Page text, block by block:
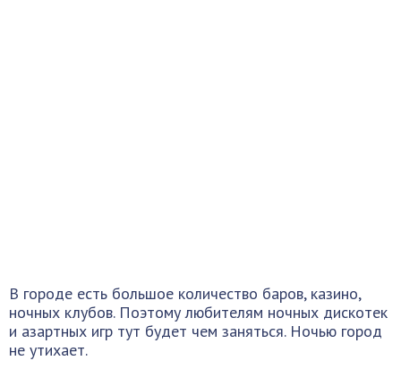
В городе есть большое количество баров, казино,
ночных клубов. Поэтому любителям ночных дискотек
и азартных игр тут будет чем заняться. Ночью город
не утихает.